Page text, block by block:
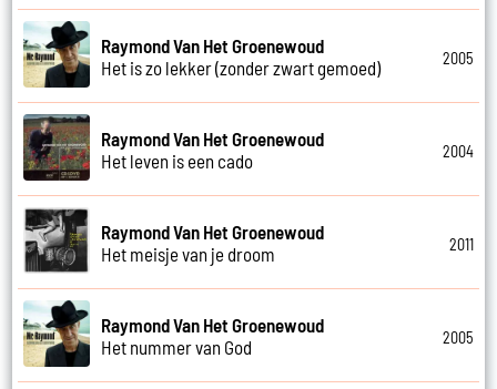
Raymond Van Het Groenewoud
Het is zo lekker (zonder zwart gemoed)
2005
Raymond Van Het Groenewoud
Het leven is een cado
2004
Raymond Van Het Groenewoud
Het meisje van je droom
2011
Raymond Van Het Groenewoud
Het nummer van God
2005